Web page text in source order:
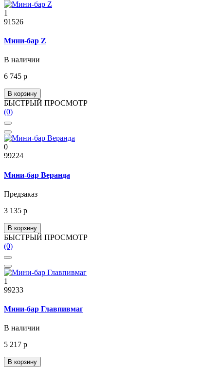
1
91526
Мини-бар Z
В наличии
6 745 р
В корзину
БЫСТРЫЙ ПРОСМОТР
(0)
0
99224
Мини-бар Веранда
Предзаказ
3 135 р
В корзину
БЫСТРЫЙ ПРОСМОТР
(0)
1
99233
Мини-бар Главпивмаг
В наличии
5 217 р
В корзину